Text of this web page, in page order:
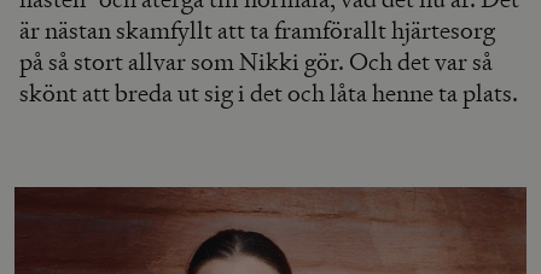
är nästan skamfyllt att ta framförallt hjärtesorg
på så stort allvar som Nikki gör. Och det var så
skönt att breda ut sig i det och låta henne ta plats.